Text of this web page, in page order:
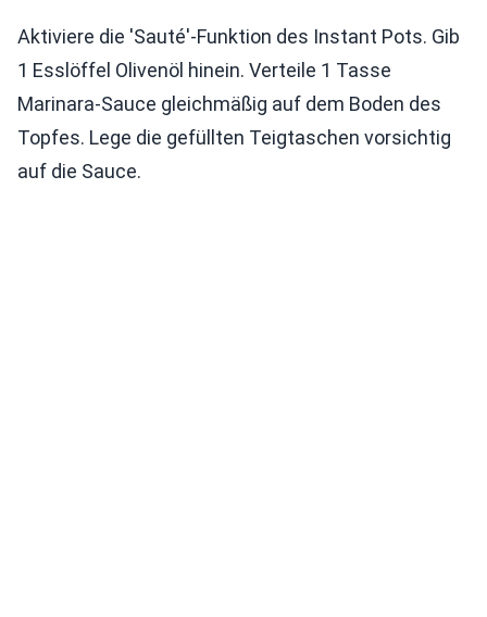
Aktiviere die 'Sauté'-Funktion des Instant Pots. Gib
1 Esslöffel Olivenöl hinein. Verteile 1 Tasse
Marinara-Sauce gleichmäßig auf dem Boden des
Topfes. Lege die gefüllten Teigtaschen vorsichtig
auf die Sauce.